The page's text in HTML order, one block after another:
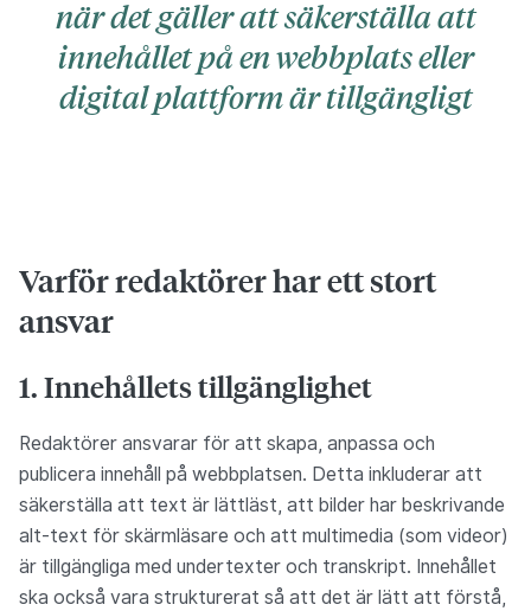
när det gäller att säkerställa att
innehållet på en webbplats eller
digital plattform är tillgängligt
Varför redaktörer har ett stort
ansvar
1. Innehållets tillgänglighet
Redaktörer ansvarar för att skapa, anpassa och
publicera innehåll på webbplatsen. Detta inkluderar att
säkerställa att text är lättläst, att bilder har beskrivande
alt-text för skärmläsare och att multimedia (som videor)
är tillgängliga med undertexter och transkript. Innehållet
ska också vara strukturerat så att det är lätt att förstå,